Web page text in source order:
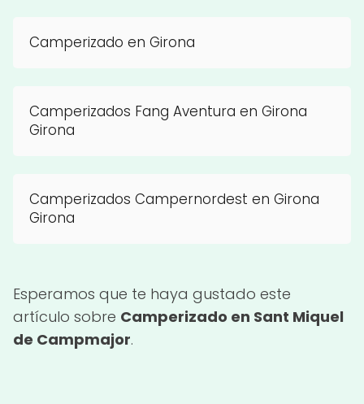
Camperizado en Girona
Camperizados Fang Aventura en Girona
Girona
Camperizados Campernordest en Girona
Girona
Esperamos que te haya gustado este
artículo sobre Camperizado en Sant Miquel
de Campmajor.